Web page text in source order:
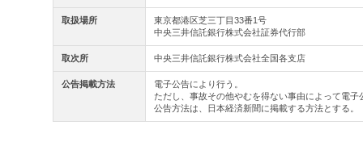
取扱場所
東京都港区芝三丁目33番1号
中央三井信託銀行株式会社証券代行部
取次所 中央三井信託銀行株式会社全国各支店
公告掲載方法
電子公告により行う。
ただし、事故その他やむを得ない事由によって電
公告方法は、日本経済新聞に掲載する方法とする。